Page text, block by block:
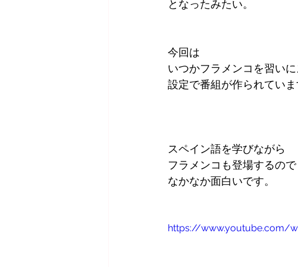
となったみたい。
今回は
いつかフラメンコを習い
設定で番組が作られていま
スペイン語を学びながら
フラメンコも登場するので
なかなか面白いです。
https://www.youtube.com/